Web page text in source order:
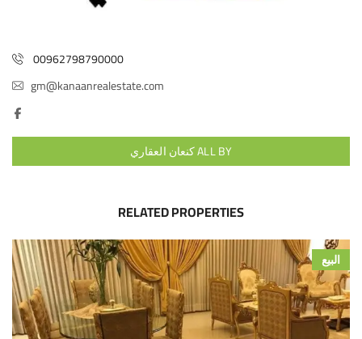
00962798790000
gm@kanaanrealestate.com
ALL BY كنعان العقاري
RELATED PROPERTIES
البيع